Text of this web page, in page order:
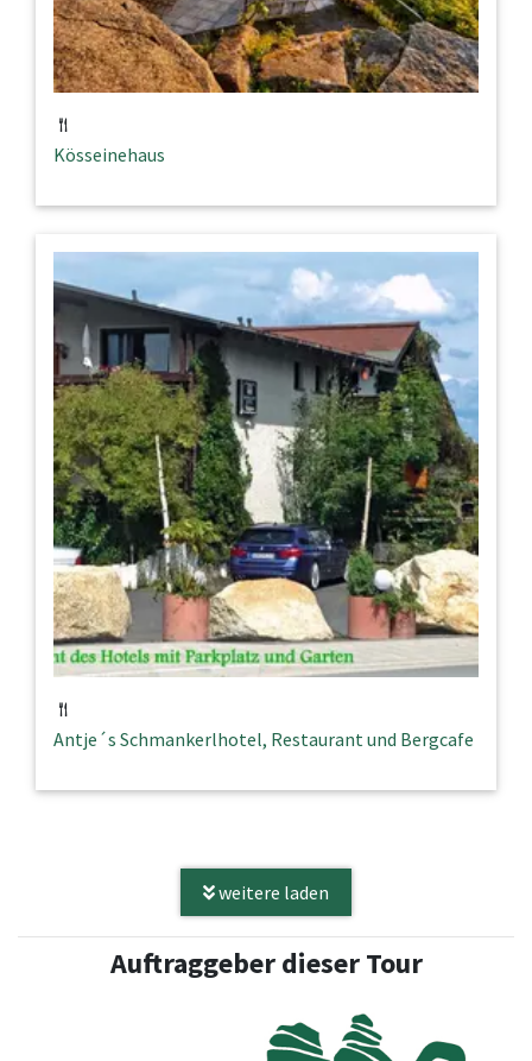
Kösseinehaus
Antje´s Schmankerlhotel, Restaurant und Bergcafe
weitere laden
Auftraggeber dieser Tour